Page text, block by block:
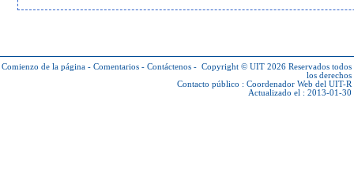
Comienzo de la página - Comentarios - Contáctenos - Copyright © UIT 2026 Reservados todos
los derechos
Contacto público : Coordenador Web del UIT-R
Actualizado el : 2013-01-30